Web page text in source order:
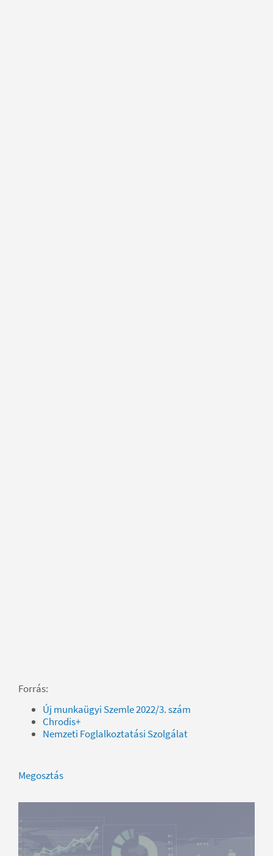
Forrás:
Új munkaügyi Szemle 2022/3. szám
Chrodis+
Nemzeti Foglalkoztatási Szolgálat
Megosztás